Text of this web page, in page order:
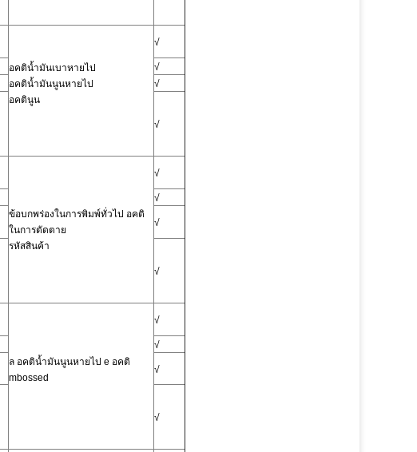
อคติน้ำมันเบาหายไป
อคติน้ำมันนูนหายไป
อคตินูน
√
√
√
√
ข้อบกพร่องในการพิมพ์ทั่วไป อคติ
ในการตัดตาย
รหัสสินค้า
√
√
√
√
ล อคติน้ำมันนูนหายไป e อคติ
mbossed
√
√
√
√